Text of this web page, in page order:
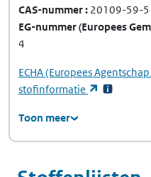
CAS-nummer 20109-59-5
EG-nummer(Europees
4
ECHA(Europees
stofinformatie
(opent in
Toon meer